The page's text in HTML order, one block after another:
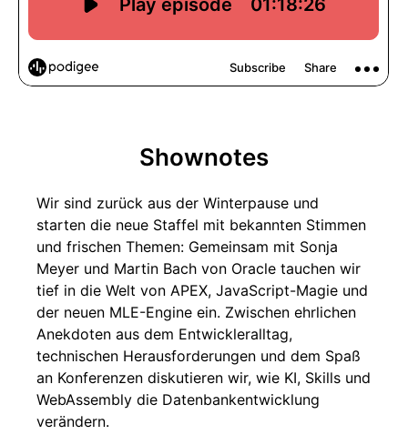
Shownotes
Wir sind zurück aus der Winterpause und
starten die neue Staffel mit bekannten Stimmen
und frischen Themen: Gemeinsam mit Sonja
Meyer und Martin Bach von Oracle tauchen wir
tief in die Welt von APEX, JavaScript-Magie und
der neuen MLE-Engine ein. Zwischen ehrlichen
Anekdoten aus dem Entwickleralltag,
technischen Herausforderungen und dem Spaß
an Konferenzen diskutieren wir, wie KI, Skills und
WebAssembly die Datenbankentwicklung
verändern.